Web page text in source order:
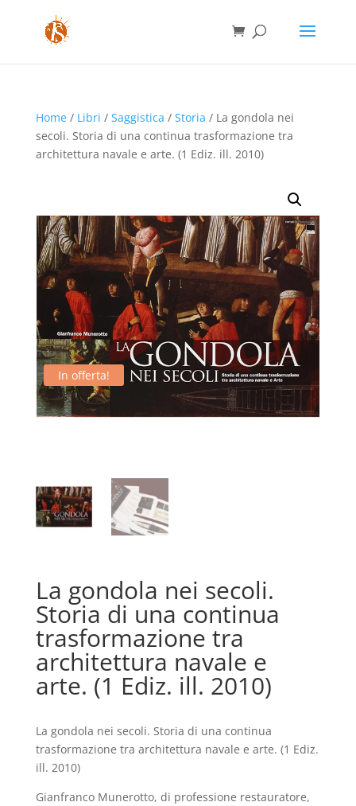
Home/ Libri / Saggistica / Storia / La gondola nei
secoli. Storia di una continua trasformazione tra
architettura navale e arte. (1 Ediz. ill. 2010)
In offerta!
La gondola nei secoli.
Storia di una continua
trasformazione tra
architettura navale e
arte. (1 Ediz. ill. 2010)
La gondola nei secoli. Storia di una continua
trasformazione tra architettura navale e arte. (1 Ediz.
ill. 2010)
Gianfranco Munerotto, di professione restauratore,